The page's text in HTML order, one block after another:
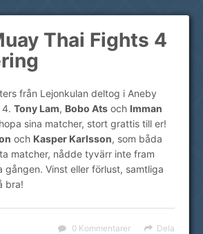
Thai Fights 4
från Lejonkulan deltog i Aneby
4. Tony Lam, Bobo Ats och Imman
sina matcher, stort grattis till er!
och Kasper Karlsson, som båda
matcher, nådde tyvärr inte fram
gången. Vinst eller förlust, samtliga
bra!
Dela
0 Kommentarer